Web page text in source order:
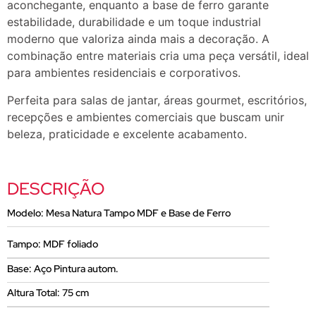
aconchegante, enquanto a base de ferro garante
estabilidade, durabilidade e um toque industrial
moderno que valoriza ainda mais a decoração. A
combinação entre materiais cria uma peça versátil, ideal
para ambientes residenciais e corporativos.
Perfeita para salas de jantar, áreas gourmet, escritórios,
recepções e ambientes comerciais que buscam unir
beleza, praticidade e excelente acabamento.
DESCRIÇÃO
Modelo: Mesa Natura Tampo MDF e Base de Ferro
Tampo: MDF foliado
Base: Aço Pintura autom.
Altura Total: 75 cm